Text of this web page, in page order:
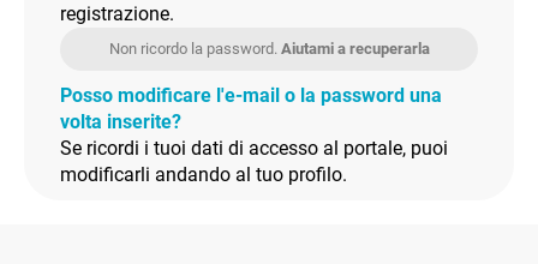
registrazione.
Non ricordo la password. Aiutami a recuperarla
Posso modificare l'e-mail o la password una
volta inserite?
Se ricordi i tuoi dati di accesso al portale, puoi
modificarli andando al tuo profilo.